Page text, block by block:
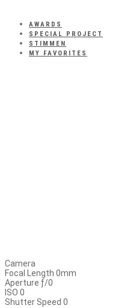
AWARDS
SPECIAL PROJECT
STIMMEN
MY FAVORITES
Camera
Focal Length 0mm
Aperture ƒ/0
ISO 0
Shutter Speed 0